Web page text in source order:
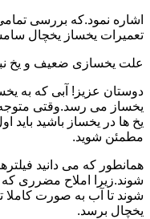
اشاره نمود.که بررسی
تعمیرات یخساز یخچال
علت یخسازی ضعیف و یخ
دوستان عزیز! آبی که به
یخساز می رسد.وقتی
یخ ها در یخساز باشید باید
مطمئن شوید.
شوند.زیرا املاح مضرری
شوند تا آب به صورت کاملا
یخچال برسد.